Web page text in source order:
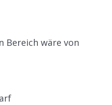
Bereich wäre von